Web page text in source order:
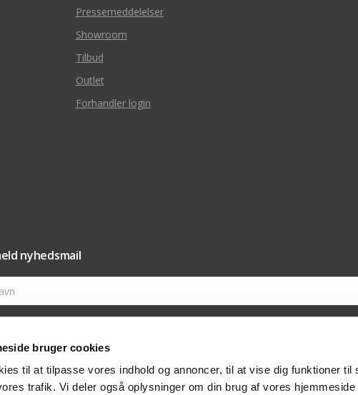
bruger cookies
til at tilpasse vores indhold og annoncer, til at vise dig funktioner til
trafik. Vi deler også oplysninger om din brug af vores
Pressemeddelelser
Showroom
Tilbud
Outlet
Forhandler login
nyhedsmail
og vedligeholdelse hertil via e-mail. Du kan til enhver tid trække dit samtykket tilbage via
eller ved at kontakte os på post@texas.dk. Når du modtager vores nyhedsmail,
til at optimere indholdet af vores nyhedsmail. Læs mere om behandlingen af